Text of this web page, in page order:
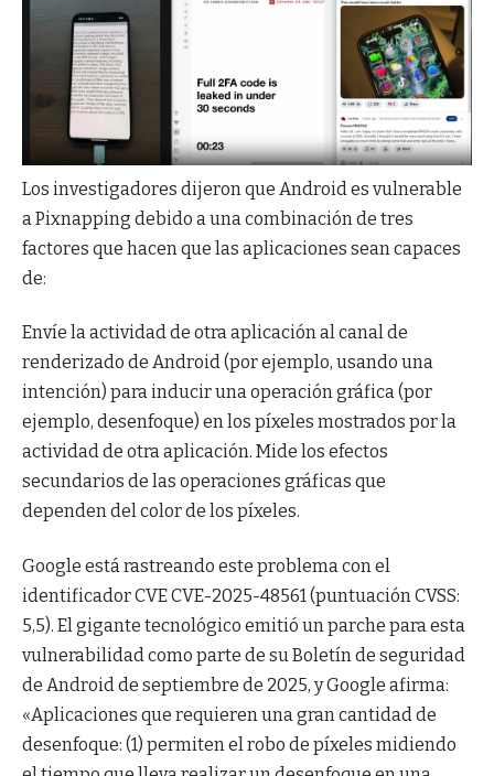
Los investigadores dijeron que Android es vulnerable
a Pixnapping debido a una combinación de tres
factores que hacen que las aplicaciones sean capaces
de:
Envíe la actividad de otra aplicación al canal de
renderizado de Android (por ejemplo, usando una
intención) para inducir una operación gráfica (por
ejemplo, desenfoque) en los píxeles mostrados por la
actividad de otra aplicación. Mide los efectos
secundarios de las operaciones gráficas que
dependen del color de los píxeles.
Google está rastreando este problema con el
identificador CVE CVE-2025-48561 (puntuación CVSS:
5,5). El gigante tecnológico emitió un parche para esta
vulnerabilidad como parte de su Boletín de seguridad
de Android de septiembre de 2025, y Google afirma:
«Aplicaciones que requieren una gran cantidad de
desenfoque: (1) permiten el robo de píxeles midiendo